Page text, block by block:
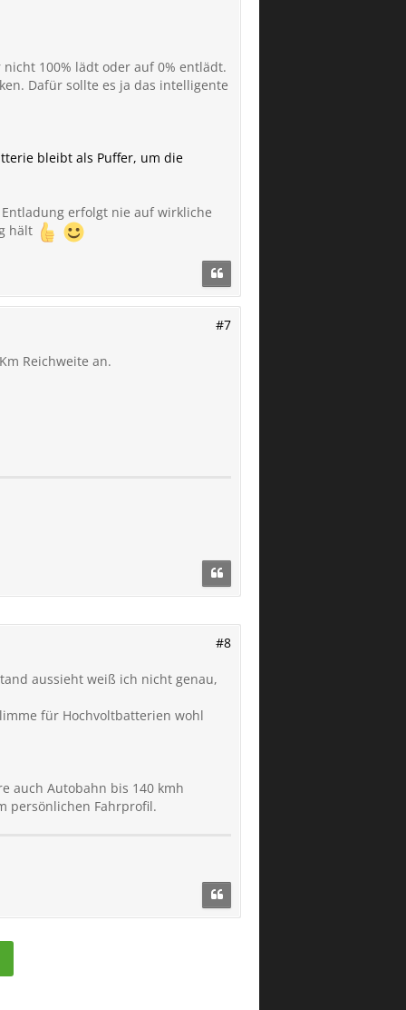
100% lädt oder auf 0% entlädt.
Dafür sollte es ja das intelligente
bleibt als Puffer, um die
erfolgt nie auf wirkliche
hält
#7
Reichweite an.
#8
aussieht weiß ich nicht genau,
für Hochvoltbatterien wohl
auch Autobahn bis 140 kmh
persönlichen Fahrprofil.